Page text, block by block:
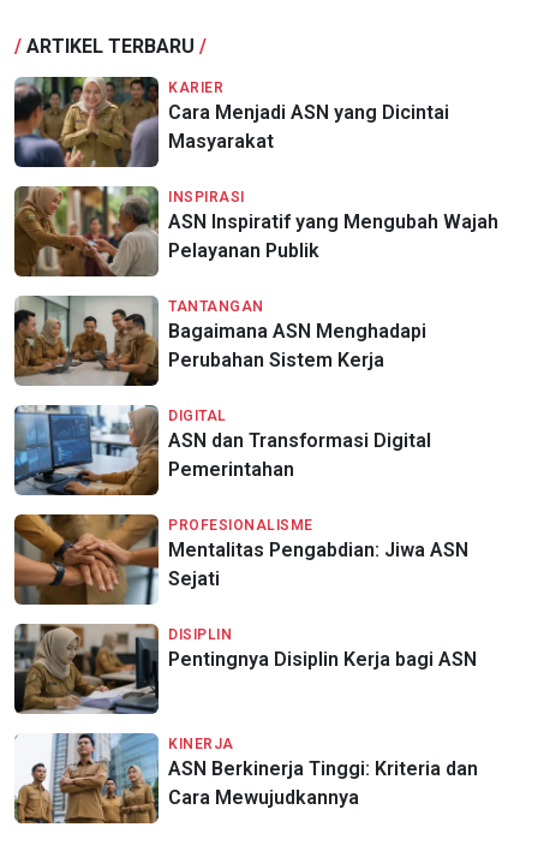
/ ARTIKEL TERBARU /
KARIER
Cara Menjadi ASN yang Dicintai
Masyarakat
INSPIRASI
ASN Inspiratif yang Mengubah Wajah
Pelayanan Publik
TANTANGAN
Bagaimana ASN Menghadapi
Perubahan Sistem Kerja
DIGITAL
ASN dan Transformasi Digital
Pemerintahan
PROFESIONALISME
Mentalitas Pengabdian: Jiwa ASN
Sejati
DISIPLIN
Pentingnya Disiplin Kerja bagi ASN
KINERJA
ASN Berkinerja Tinggi: Kriteria dan
Cara Mewujudkannya